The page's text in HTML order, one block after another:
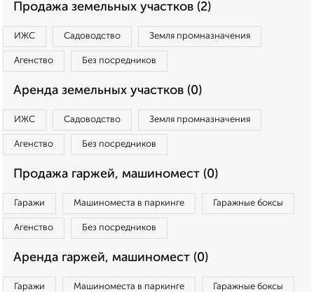
Продажа земельных участков (2)
ИЖС Садоводство Земля промназначения
Агенство Без посредников
Аренда земельных участков (0)
ИЖС Садоводство Земля промназначения
Агенство Без посредников
Продажа гаржей, машиномест (0)
Гаражи Машиноместа в паркинге Гаражные боксы
Агенство Без посредников
Аренда гаржей, машиномест (0)
Гаражи Машиноместа в паркинге Гаражные боксы